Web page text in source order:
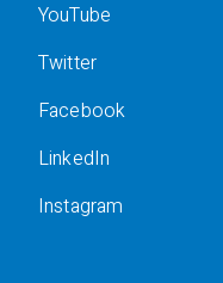
YouTube
Twitter
Facebook
LinkedIn
Instagram